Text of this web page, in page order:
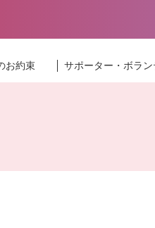
お約束 サポーター・ボラン